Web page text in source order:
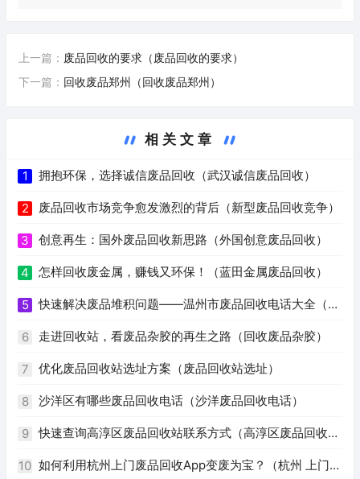
上一篇： 废品回收的要求（废品回收的要求）
下一篇： 回收废品郑州（回收废品郑州）
相关文章
1 拥抱环保，选择诚信废品回收（武汉诚信废品回收）
2 废品回收市场竞争愈发激烈的背后（新型废品回收竞争）
3 创意再生：国外废品回收新思路（外国创意废品回收）
4 怎样回收废金属，赚钱又环保！（蓝田金属废品回收）
5 快速解决废品堆积问题——温州市废品回收电话大全（温
州废品回收电话号码）
6 走进回收站，看废品杂胶的再生之路（回收废品杂胶）
7 优化废品回收站选址方案（废品回收站选址）
8 沙洋区有哪些废品回收电话（沙洋废品回收电话）
9 快速查询高淳区废品回收站联系方式（高淳区废品回收站
电话）
10 如何利用杭州上门废品回收App变废为宝？（杭州 上门回